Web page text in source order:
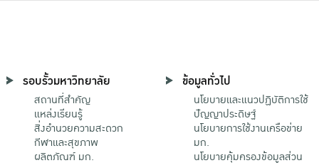
รอบรั้วมหาวิทยาลัย
สถานที่สำคัญ
แหล่งเรียนรู้
สิ่งอำนวยความสะดวก
กีฬาและสุขภาพ
ผลิตภัณฑ์ มก.
ข้อมูลทั่วไป
นโยบายและแนวปฏิบัติการใช้
ปัญญาประดิษฐ์
นโยบายการใช้งานเครือข่าย
มก.
นโยบายคุ้มครองข้อมูลส่วน